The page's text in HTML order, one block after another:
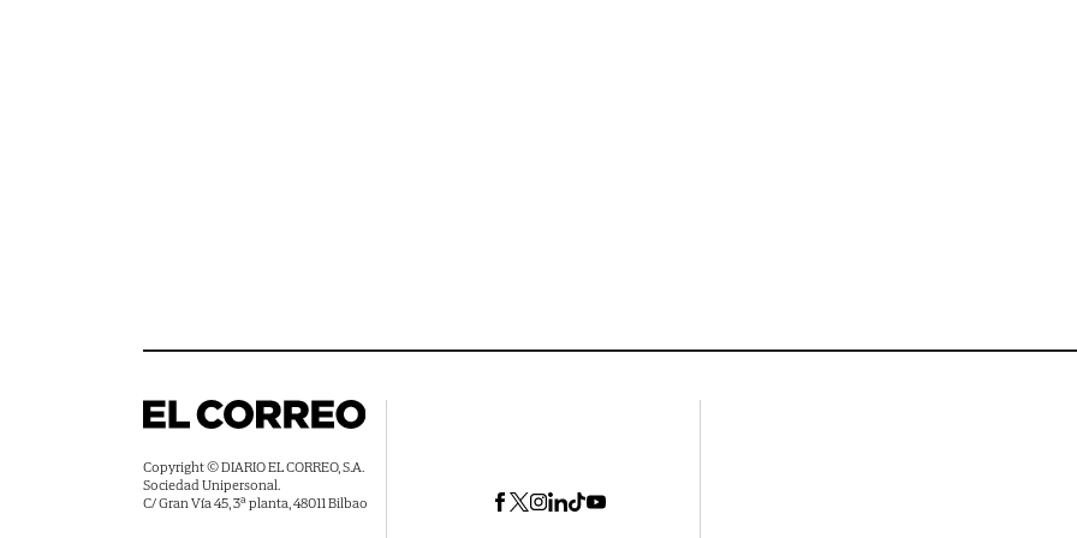
Copyright © DIARIO EL CORREO, S.A.
Sociedad Unipersonal.
C/ Gran Vía 45, 3ª planta, 48011 Bilbao